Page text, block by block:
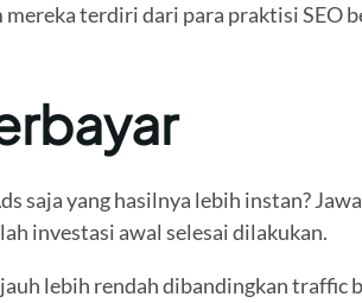
terdiri dari para praktisi SEO
saja yang hasilnya lebih instan?
investasi awal selesai dilakukan.
lebih rendah dibandingkan